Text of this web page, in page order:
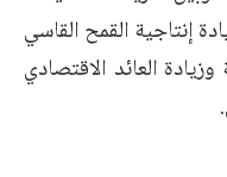
إنتاجية القمح القاسي
العائد الاقتصادي
.